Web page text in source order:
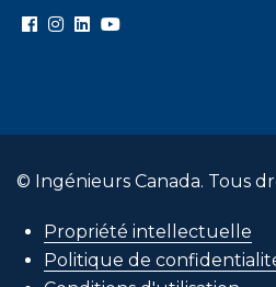
© Ingénieurs Canada. Tous
Propriété intellectuelle
Politique de